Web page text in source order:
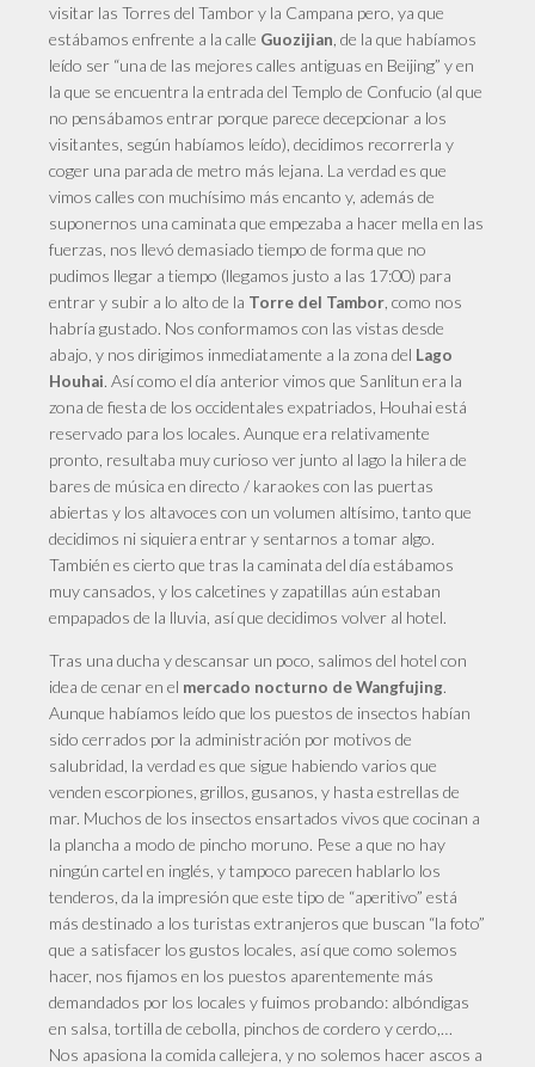
visitar las Torres del Tambor y la Campana pero,ya que
estábamos enfrente a la calle Guozijian , de la que habíamos
leído ser “una de las mejores calles antiguas en Beijing” y en
la que se encuentra la entrada del Templo de Confucio (al que
no pensábamos entrar porque parece decepcionar a los
visitantes, según habíamos leído), decidimos recorrerla y
coger una parada de metro más lejana. La verdad es que
vimos calles con muchísimo más encanto y, además de
suponernos una caminata que empezaba a hacer mella en las
fuerzas, nos llevó demasiado tiempo de forma que no
pudimos llegar a tiempo (llegamos justo a las 17:00) para
entrar y subir a lo alto de la Torre del Tambor , como nos
habría gustado. Nos conformamos con las vistas desde
abajo, y nos dirigimos inmediatamente a la zona del Lago
Houhai. Así como el día anterior vimos que Sanlitun era la
zona de fiesta de los occidentales expatriados, Houhai está
reservado para los locales. Aunque era relativamente
pronto, resultaba muy curioso ver junto al lago la hilera de
bares de música en directo / karaokes con las puertas
abiertas y los altavoces con un volumen altísimo, tanto que
decidimos ni siquiera entrar y sentarnos a tomar algo.
También es cierto que tras la caminata del día estábamos
muy cansados, y los calcetines y zapatillas aún estaban
empapados de la lluvia, así que decidimos volver al hotel.
Tras una ducha y descansar un poco, salimos del hotel con
idea de cenar en el mercado nocturno de Wangfujing.
Aunque habíamos leído que los puestos de insectos habían
sido cerrados por la administración por motivos de
salubridad, la verdad es que sigue habiendo varios que
venden escorpiones, grillos, gusanos, y hasta estrellas de
mar. Muchos de los insectos ensartados vivos que cocinan a
la plancha a modo de pincho moruno. Pese a que no hay
ningún cartel en inglés, y tampoco parecen hablarlo los
tenderos, da la impresión que este tipo de “aperitivo” está
más destinado a los turistas extranjeros que buscan “la foto”
que a satisfacer los gustos locales, así que como solemos
hacer, nos fijamos en los puestos aparentemente más
demandados por los locales y fuimos probando: albóndigas
en salsa, tortilla de cebolla, pinchos de cordero y cerdo,…
Nos apasiona la comida callejera, y no solemos hacer ascos a